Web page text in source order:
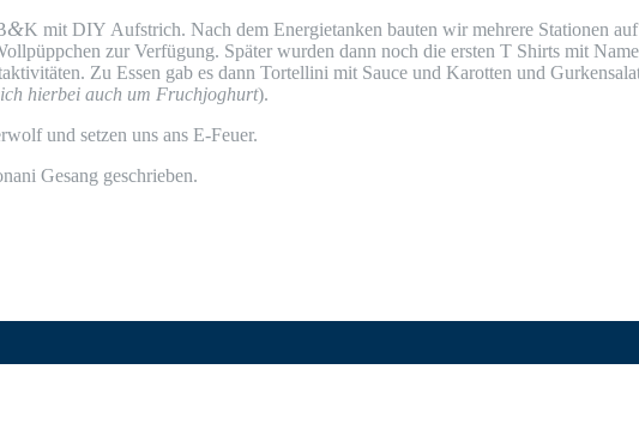
&K mit DIY Auf­strich. Nach dem Ener­gie­tan­ken bau­ten wir meh­re­re Sta­tio­nen
zur Ver­fü­gung. Spä­ter wur­den dann noch die ers­ten T Shirts mit
Zu Essen gab es dann Tor­tel­li­ni mit Sau­ce und Karot­ten und
hier­bei auch um Fruch­jo­ghurt).
und set­zen uns ans E-Feuer.
Gesang geschrieben.